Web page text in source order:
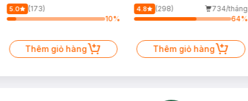
150ml
5.0
(173)
10%
Thêm giỏ hàng
4.8 (298)
734/tháng
64%
Thêm giỏ hàng